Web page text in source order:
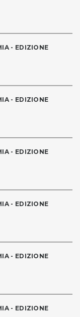
- EDIZIONE
- EDIZIONE
- EDIZIONE
- EDIZIONE
- EDIZIONE
- EDIZIONE